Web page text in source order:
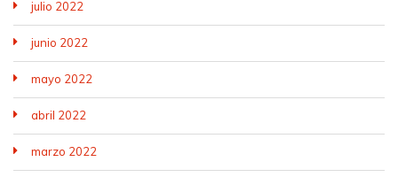
julio 2022
junio 2022
mayo 2022
abril 2022
marzo 2022